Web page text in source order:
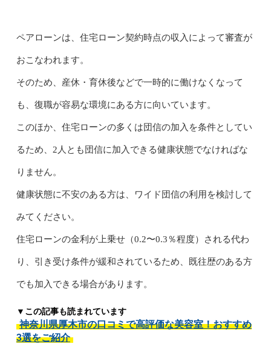
ペアローンは、住宅ローン契約時点の収入によって審査が
おこなわれます。
そのため、産休・育休後などで一時的に働けなくなって
も、復職が容易な環境にある方に向いています。
このほか、住宅ローンの多くは団信の加入を条件としてい
るため、2人とも団信に加入できる健康状態でなければな
りません。
健康状態に不安のある方は、ワイド団信の利用を検討して
みてください。
住宅ローンの金利が上乗せ（0.2〜0.3％程度）される代わ
り、引き受け条件が緩和されているため、既往歴のある方
でも加入できる場合があります。
▼この記事も読まれています
神奈川県厚木市の口コミで高評価な美容室！おすすめ
3選をご紹介